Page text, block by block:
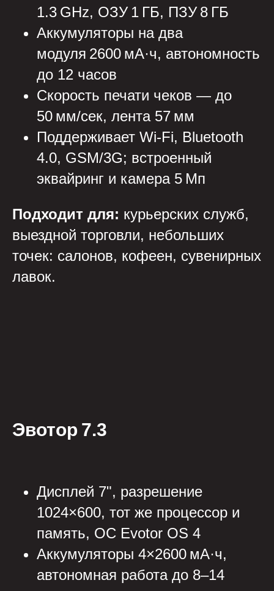
1.3 GHz, ОЗУ 1 ГБ, ПЗУ 8 ГБ
Аккумуляторы на два
модуля 2600 мА·ч, автономность
до 12 часов
Скорость печати чеков — до
50 мм/сек, лента 57 мм
Поддерживает Wi‑Fi, Bluetooth
4.0, GSM/3G; встроенный
эквайринг и камера 5 Мп
Подходит для: курьерских служб,
выездной торговли, небольших
точек: салонов, кофеен, сувенирных
лавок.
Эвотор 7.3
Дисплей 7", разрешение
1024×600, тот же процессор и
память, ОС Evotor OS 4
Аккумуляторы 4×2600 мА·ч,
автономная работа до 8–14